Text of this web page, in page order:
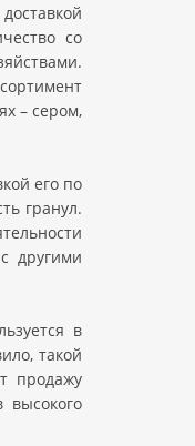
со
– сером,
его по
гранул.
другими
в
такой
продажу
высокого